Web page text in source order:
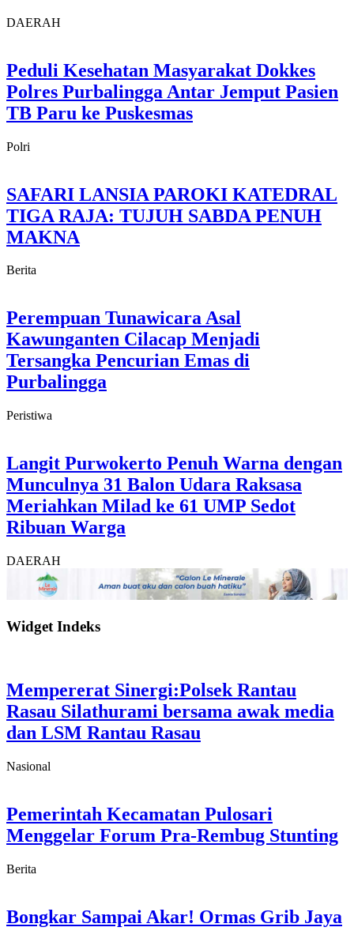
DAERAH
Peduli Kesehatan Masyarakat Dokkes
Polres Purbalingga Antar Jemput Pasien
TB Paru ke Puskesmas
Polri
SAFARI LANSIA PAROKI KATEDRAL
TIGA RAJA: TUJUH SABDA PENUH
MAKNA
Berita
Perempuan Tunawicara Asal
Kawunganten Cilacap Menjadi
Tersangka Pencurian Emas di
Purbalingga
Peristiwa
Langit Purwokerto Penuh Warna dengan
Munculnya 31 Balon Udara Raksasa
Meriahkan Milad ke 61 UMP Sedot
Ribuan Warga
DAERAH
Widget Indeks
Mempererat Sinergi:Polsek Rantau
Rasau Silathurami bersama awak media
dan LSM Rantau Rasau
Nasional
Pemerintah Kecamatan Pulosari
Menggelar Forum Pra-Rembug Stunting
Berita
Bongkar Sampai Akar! Ormas Grib Jaya